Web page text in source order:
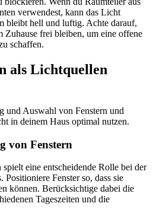
verwendest, kann das Licht
bleibt hell und luftig. Achte darauf,
Zuhause frei bleiben, um eine offene
schaffen.
als Lichtquellen
und Auswahl von Fenstern und
in deinem Haus optimal nutzen.
von Fenstern
eine entscheidende Rolle bei der
Fenster so, dass sie
können. Berücksichtige dabei die
Tageszeiten und die